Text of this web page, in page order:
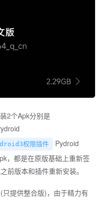
2个Apk分别是
权限插件
Pydroid
，都是在原版基础上重新签
前版本和插件重新安装。
提供整合版)，由于精力有